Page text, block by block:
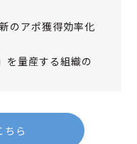
のアポ獲得効率化
を量産する組織の
ちら